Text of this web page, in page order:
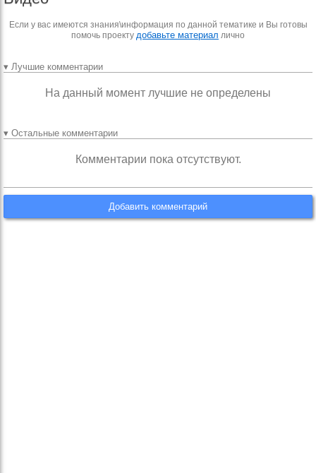
Если у вас имеются знания\информация по данной тематике и Вы готовы
помочь проекту добавьте материал лично
▾ Лучшие комментарии
На данный момент лучшие не определены
▾ Остальные комментарии
Комментарии пока отсутствуют.
Добавить комментарий